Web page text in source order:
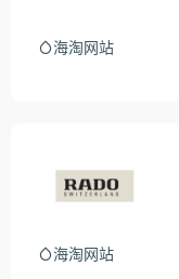
海淘网站
海淘网站